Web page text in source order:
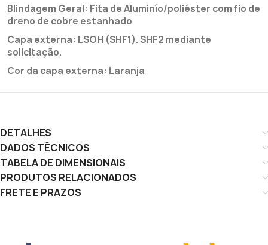
Blindagem Geral: Fita de Aluminío/poliéster com fio de
dreno de cobre estanhado
Capa externa: LSOH (SHF1). SHF2 mediante
solicitação.
Cor da capa externa: Laranja
DETALHES
DADOS TÉCNICOS
TABELA DE DIMENSIONAIS
PRODUTOS RELACIONADOS
FRETE E PRAZOS